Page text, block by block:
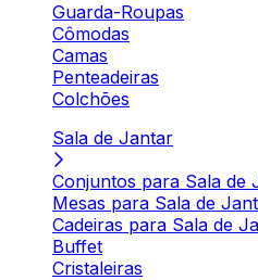
Guarda-Roupas
Cômodas
Camas
Penteadeiras
Colchões
Sala de Jantar
Conjuntos para Sala de
Mesas para Sala de
Cadeiras para Sala de
Buffet
Cristaleiras